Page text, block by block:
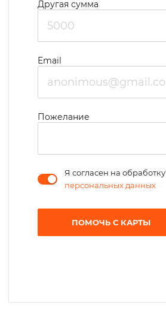
Другая сумма
Email
Пожелание
Я согласен на обработку
персональных данных
ПОМОЧЬ С КАРТЫ